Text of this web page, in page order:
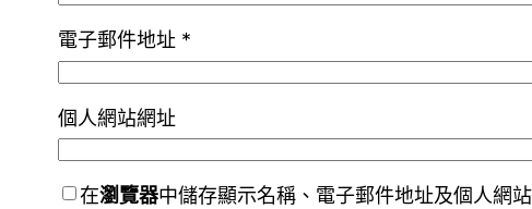
電子郵件地址 *
個人網站網址
在瀏覽器中儲存顯示名稱、電子郵件地址及個人網